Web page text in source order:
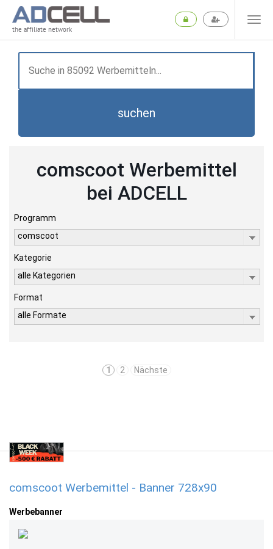
the affiliate network
suchen
comscoot Werbemittel
bei ADCELL
Programm
comscoot
Kategorie
alle Kategorien
Format
alle Formate
1 2 Nächste
comscoot Werbemittel - Banner 728x90
Werbebanner